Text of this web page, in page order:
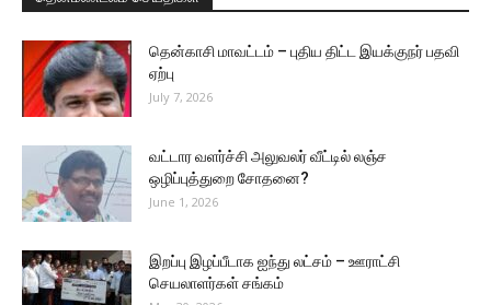
தென்காசி மாவட்டம் – புதிய திட்ட இயக்குநர் பதவி
ஏற்பு
July 7, 2026
வட்டார வளர்ச்சி அலுவலர் வீட்டில் லஞ்ச
ஒழிப்புத்துறை சோதனை?
June 1, 2026
இறப்பு இழப்பீடாக ஐந்து லட்சம் – ஊராட்சி
செயலாளர்கள் சங்கம்